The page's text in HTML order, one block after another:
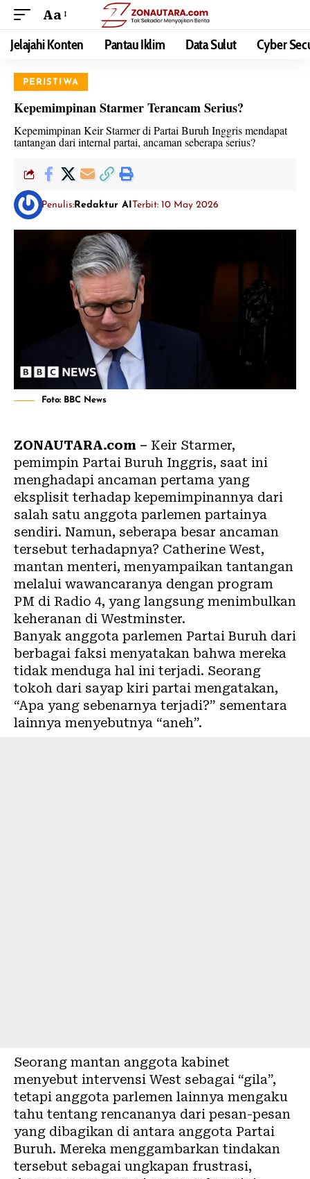
Aa
Jelajahi Konten Pantau Iklim Data Sulut Cyber
PERISTIWA
Kepemimpinan Starmer Terancam Serius?
Kepemimpinan Keir Starmer di Partai Buruh Inggris mendapat
tantangan dari internal partai, ancaman seberapa serius?
Penulis: Redaktur AITerbit: 10 May 2026
Foto: BBC News
ZONAUTARA.com – Keir Starmer,
pemimpin Partai Buruh Inggris, saat ini
menghadapi ancaman pertama yang
eksplisit terhadap kepemimpinannya dari
salah satu anggota parlemen partainya
sendiri. Namun, seberapa besar ancaman
tersebut terhadapnya? Catherine West,
mantan menteri, menyampaikan tantangan
melalui wawancaranya dengan program
PM di Radio 4, yang langsung menimbulkan
keheranan di Westminster.
Banyak anggota parlemen Partai Buruh dari
berbagai faksi menyatakan bahwa mereka
tidak menduga hal ini terjadi. Seorang
tokoh dari sayap kiri partai mengatakan,
“Apa yang sebenarnya terjadi?” sementara
lainnya menyebutnya “aneh”.
Seorang mantan anggota kabinet
menyebut intervensi West sebagai “gila”,
tetapi anggota parlemen lainnya mengaku
tahu tentang rencananya dari pesan-pesan
yang dibagikan di antara anggota Partai
Buruh. Mereka menggambarkan tindakan
tersebut sebagai ungkapan frustrasi,